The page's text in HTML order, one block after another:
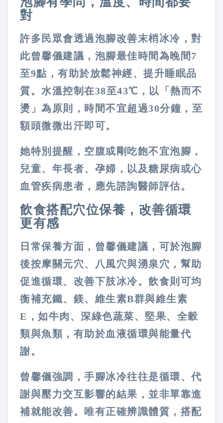
對
許多民眾會透過泡腳改善末梢冰冷，對
此曾馨儀建議，泡腳最佳時間為晚間 7
至9點，有助於放鬆神經、提升睡眠品
質。水溫控制在38至43℃，以「熱而不
燙」為原則，時間不宜超過30分鐘，至
額頭微微出汗即可。
她特別提醒，空腹或剛吃飽不宜泡腳，
兒童、年長者、孕婦，以及糖尿病或心
血管疾病患者，應先諮詢醫師評估。
飲食搭配穴位保養，改善循環
更有感
日常保養方面，曾馨儀建議，可於泡腳
後按摩關元穴、八風穴與湧泉穴，幫助
促進循環、改善下肢冰冷。飲食則可均
衡補充鐵、鎂、維生素B群與維生素
E ，如牛肉、深綠色蔬菜、堅果、全穀
類與魚類，有助於血液循環與能量代
謝。
曾馨儀強調，手腳冰冷往往是循環、代
謝與壓力交互影響的結果，並非單靠進
補就能改善。唯有正確辨識體質，搭配